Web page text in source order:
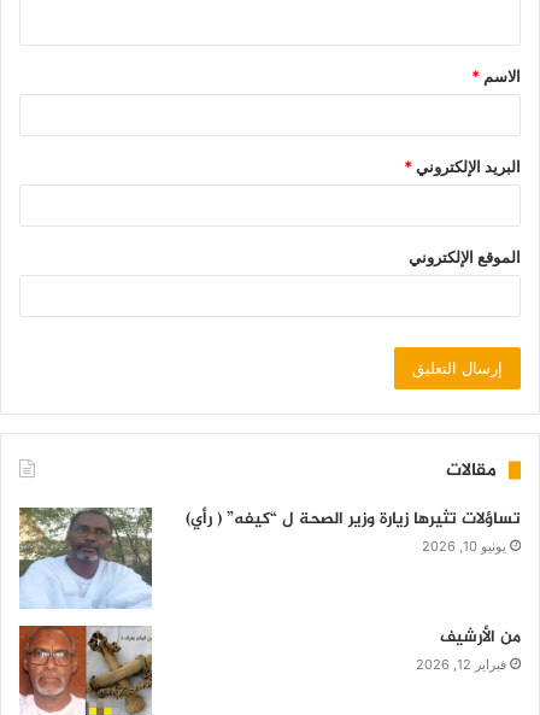
الاسم *
البريد الإلكتروني*
الموقع الإلكتروني
مقالات
تساؤلات تثيرها زيارة وزير الصحة ل “كيفه” ( رأي)
يونيو 10, 2026
من الأرشيف
فبراير 12, 2026